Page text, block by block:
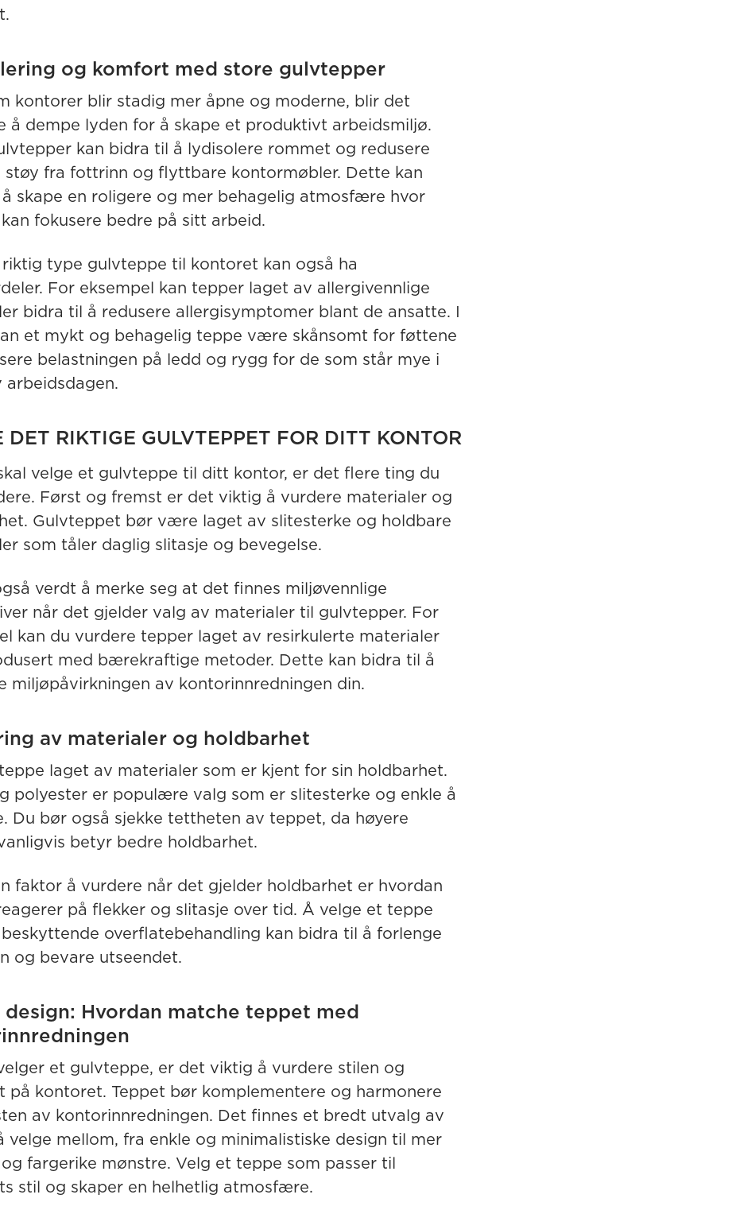
og komfort med store gulvtepper
kontorer blir stadig mer åpne og moderne, blir det
å dempe lyden for å skape et produktivt arbeidsmiljø.
kan bidra til å lydisolere rommet og redusere
støy fra fottrinn og flyttbare kontormøbler. Dette kan
skape en roligere og mer behagelig atmosfære hvor
fokusere bedre på sitt arbeid.
type gulvteppe til kontoret kan også ha
For eksempel kan tepper laget av allergivennlige
bidra til å redusere allergisymptomer blant de ansatte. I
et mykt og behagelig teppe være skånsomt for føttene
belastningen på ledd og rygg for de som står mye i
arbeidsdagen.
DET RIKTIGE GULVTEPPET FOR DITT KONTOR
velge et gulvteppe til ditt kontor, er det flere ting du
Først og fremst er det viktig å vurdere materialer og
Gulvteppet bør være laget av slitesterke og holdbare
som tåler daglig slitasje og bevegelse.
verdt å merke seg at det finnes miljøvennlige
når det gjelder valg av materialer til gulvtepper. For
kan du vurdere tepper laget av resirkulerte materialer
med bærekraftige metoder. Dette kan bidra til å
miljøpåvirkningen av kontorinnredningen din.
av materialer og holdbarhet
laget av materialer som er kjent for sin holdbarhet.
polyester er populære valg som er slitesterke og enkle å
Du bør også sjekke tettheten av teppet, da høyere
betyr bedre holdbarhet.
faktor å vurdere når det gjelder holdbarhet er hvordan
på flekker og slitasje over tid. Å velge et teppe
overflatebehandling kan bidra til å forlenge
og bevare utseendet.
design: Hvordan matche teppet med
et gulvteppe, er det viktig å vurdere stilen og
på kontoret. Teppet bør komplementere og harmonere
av kontorinnredningen. Det finnes et bredt utvalg av
velge mellom, fra enkle og minimalistiske design til mer
fargerike mønstre. Velg et teppe som passer til
stil og skaper en helhetlig atmosfære.